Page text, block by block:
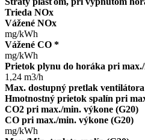
Trieda
Vážené NOx
mg/kWh
Vážené CO *
mg/kWh
Prietok plynu do horáka pri
1,24 m3/h
Max. dostupný pretlak
Hmotnostný prietok spalín pri
CO2 pri max./min. výkone (G20)
CO pri max./min. výkone (G20)
mg/kWh